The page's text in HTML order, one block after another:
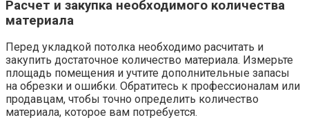
Расчет и закупка необходимого количества
материала
Перед укладкой потолка необходимо расчитать и
закупить достаточное количество материала.​ Измерьте
площадь помещения и учтите дополнительные запасы
на обрезки и ошибки.​ Обратитесь к профессионалам или
продавцам, чтобы точно определить количество
материала, которое вам потребуется.​